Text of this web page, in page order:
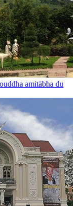
amitābha du